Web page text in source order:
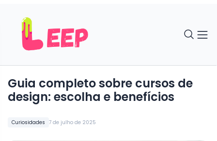
Curiosidades 7 de julho de 2025
Guia completo sobre cursos de
design: escolha e benefícios